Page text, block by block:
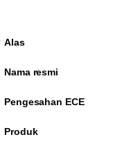
Alas
Nama resmi
Pengesahan ECE
Produk